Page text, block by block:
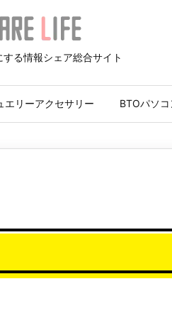
る情報シェア総合サイト
エリーアクセサリー BTOパソコ